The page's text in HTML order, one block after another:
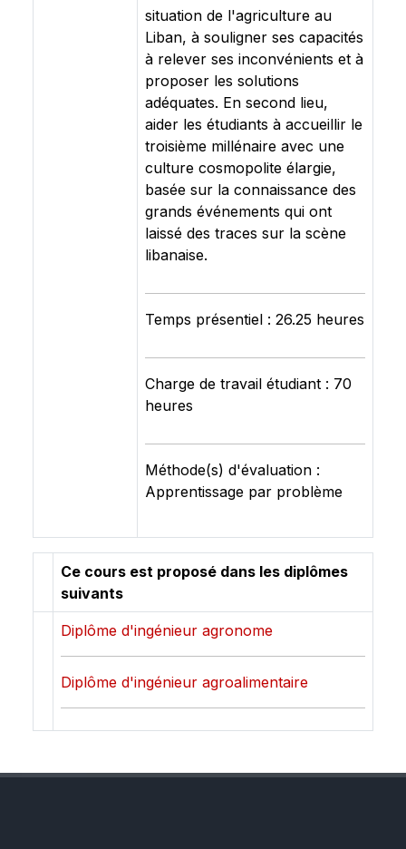
situation de l'agriculture au
Liban, à souligner ses capacités
à relever ses inconvénients et à
proposer les solutions
adéquates. En second lieu,
aider les étudiants à accueillir le
troisième millénaire avec une
culture cosmopolite élargie,
basée sur la connaissance des
grands événements qui ont
laissé des traces sur la scène
libanaise.
Temps présentiel : 26.25 heures
Charge de travail étudiant : 70
heures
Méthode(s) d'évaluation :
Apprentissage par problème
Ce cours est proposé dans les diplômes
suivants
Diplôme d'ingénieur agronome
Diplôme d'ingénieur agroalimentaire